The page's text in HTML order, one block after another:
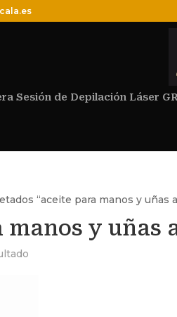
Sesión de Depilación Láser
“aceite para manos y uñas
manos y uñas